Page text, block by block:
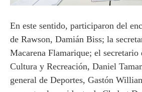
En este sentido, participaron del
de Rawson, Damián Biss; la
Macarena Flamarique; el secretario
Cultura y Recreación, Daniel
general de Deportes, Gastón